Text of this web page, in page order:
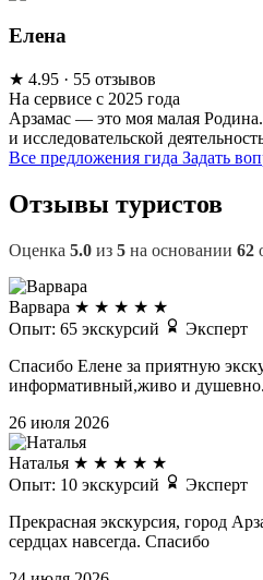
Елена
★ 4.95 · 55 отзывов
На сервисе с 2025 года
Арзамас — это моя малая
и исследовательской
Все предложения гида Задать
Отзывы туристов
Оценка 5.0 из 5 на основании 62
Варвара ★ ★ ★ ★ ★
Опыт: 65 экскурсий
Эксперт
Спасибо Елене за приятную
информативный,живо и душевно.
26 июля 2026
Наталья ★ ★ ★ ★ ★
Опыт: 10 экскурсий
Эксперт
Прекрасная экскурсия, город
сердцах навсегда. Спасибо